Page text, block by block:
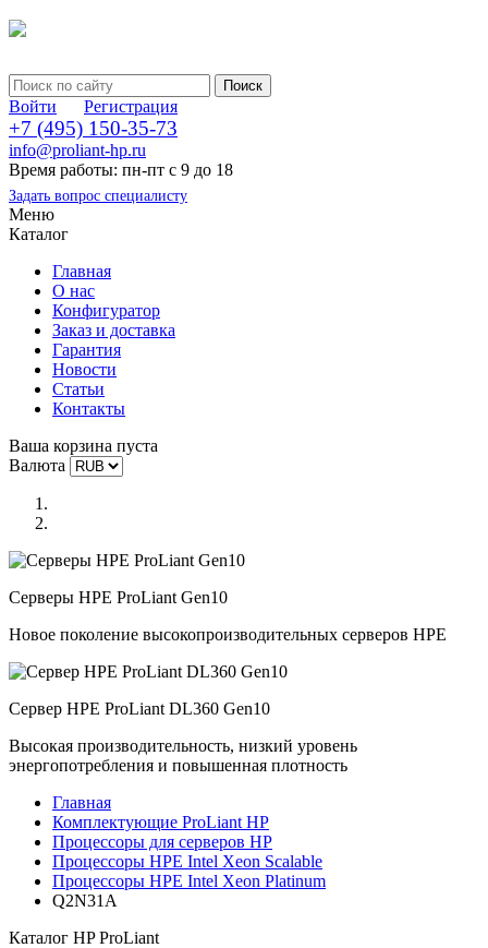
Войти Регистрация
+7 (495) 150-35-73
info@proliant-hp.ru
Время работы: пн-пт с 9 до 18
Задать вопрос специалисту
Меню
Каталог
Главная
О нас
Конфигуратор
Заказ и доставка
Гарантия
Новости
Статьи
Контакты
Ваша корзина пуста
Валюта
Серверы HPE ProLiant Gen10
Новое поколение высокопроизводительных серверов HPE
Сервер HPE ProLiant DL360 Gen10
Высокая производительность, низкий уровень
энергопотребления и повышенная плотность
Главная
Комплектующие ProLiant HP
Процессоры для серверов HP
Процессоры HPE Intel Xeon Scalable
Процессоры HPE Intel Xeon Platinum
Q2N31A
Каталог HP ProLiant